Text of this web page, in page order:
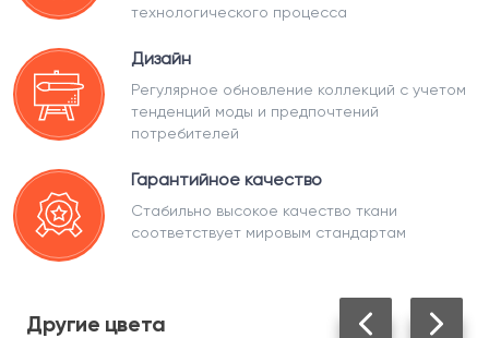
технологического процесса
Дизайн
Регулярное обновление коллекций с учетом
тенденций моды и предпочтений
потребителей
Гарантийное качество
Стабильно высокое качество ткани
соответствует мировым стандартам
Другие цвета